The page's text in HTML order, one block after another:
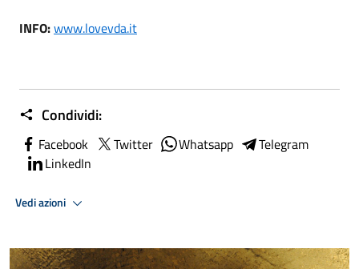
INFO:www.lovevda.it
Condividi:
Facebook Twitter Whatsapp
Telegram
LinkedIn
Vedi azioni